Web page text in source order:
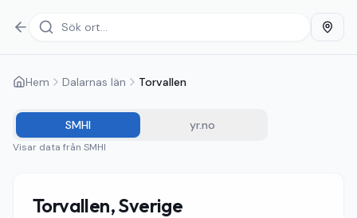
Hem Dalarnas län Torvallen
SMHI yr.no
Visar data från SMHI
Torvallen, Sverige